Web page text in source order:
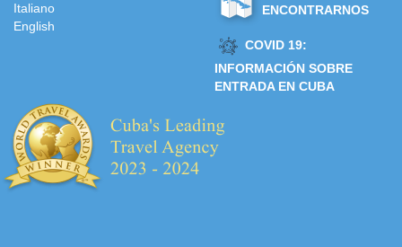
Italiano
English
ENCONTRARNOS
COVID 19:
INFORMACIÓN SOBRE
ENTRADA EN CUBA